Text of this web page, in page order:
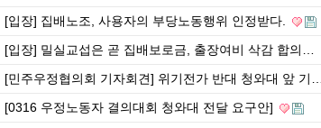
[입장] 집배노조, 사용자의 부당노동행위 인정받다.
[입장] 밀실교섭은 곧 집배보로금, 출장여비 삭감 합의…
[민주우정협의회 기자회견] 위기전가 반대 청와대 앞 기…
[0316 우정노동자 결의대회 청와대 전달 요구안]